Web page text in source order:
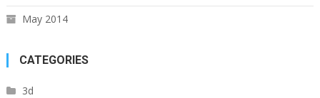
May 2014
CATEGORIES
3d